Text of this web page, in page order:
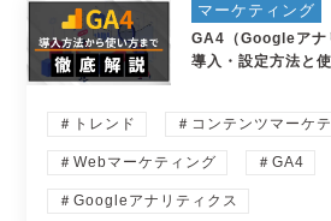
マーケティング
GA4（Googleアナ
導入・設定方法と
＃トレンド ＃コンテンツマーケ
＃Webマーケティング ＃GA4
＃Googleアナリティクス